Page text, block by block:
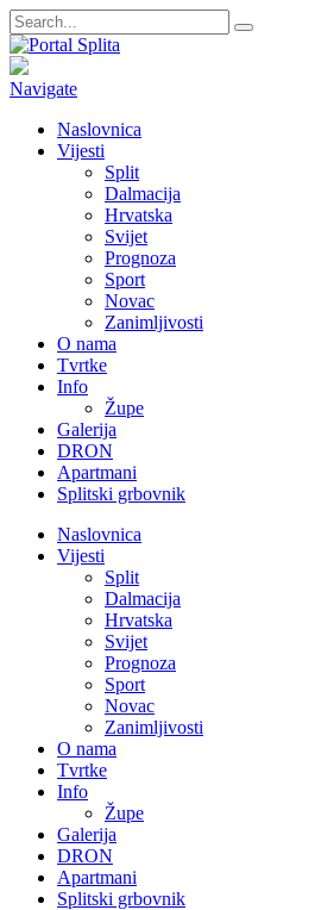
Navigate
Naslovnica
Vijesti
Split
Dalmacija
Hrvatska
Svijet
Prognoza
Sport
Novac
Zanimljivosti
O nama
Tvrtke
Info
Župe
Galerija
DRON
Apartmani
Splitski grbovnik
Naslovnica
Vijesti
Split
Dalmacija
Hrvatska
Svijet
Prognoza
Sport
Novac
Zanimljivosti
O nama
Tvrtke
Info
Župe
Galerija
DRON
Apartmani
Splitski grbovnik